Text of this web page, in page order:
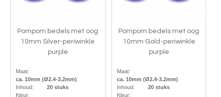
Pompom bedels met oog
10mm Silver-periwinkle
purple
Maat:
ca. 10mm (Ø2.4-3.2mm)
Inhoud:
20 stuks
Kleur:
Pompom bedels met oog
10mm Gold-periwinkle
purple
Maat:
ca. 10mm (Ø2.4-3.2mm)
Inhoud:
20 stuks
Kleur: